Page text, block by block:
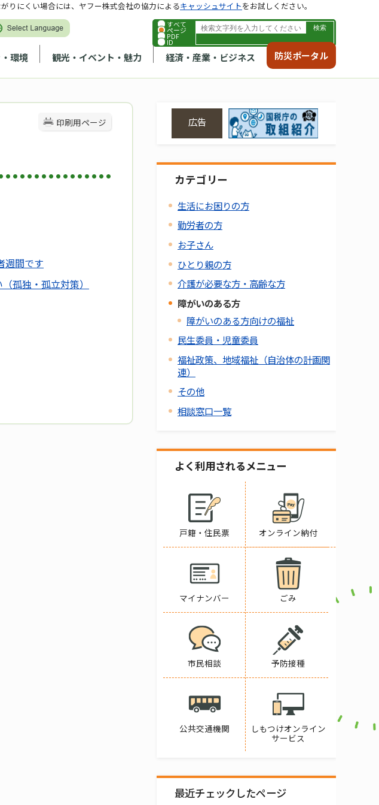
すべて
ページ
PDF
ID
環境 観光・イベント・魅力 経済・産業・ビジネス 防災ポータル
りにくい場合には、ヤフー株式会社の協力によるキャッシュサイトをお試しください。
印刷用ページ
週間です
孤独・孤立対策）
広告
カテゴリー
生活にお困りの方
勤労者の方
お子さん
ひとり親の方
介護が必要な方・高齢な方
障がいのある方
障がいのある方向けの福祉
民生委員・児童委員
福祉政策、地域福祉（自治体の計画関
連）
その他
相談窓口一覧
よく利用されるメニュー
戸籍・住民票 オンライン納付
マイナンバー ごみ
市民相談 予防接種
公共交通機関
しもつけオンライン
サービス
最近チェックしたページ